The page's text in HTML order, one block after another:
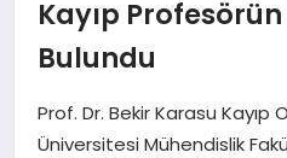
SAĞLIK
EKONOMI
Kayıp
Bulundu
Prof. Dr. Bekir Karasu Kayıp
Üniversitesi Mühendislik